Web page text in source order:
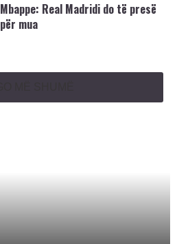
Mbappe: Real Madridi do të presë
për mua